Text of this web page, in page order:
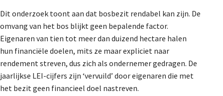
Dit onderzoek toont aan dat bosbezit rendabel kan zijn. De
omvang van het bos blijkt geen bepalende factor.
Eigenaren van tien tot meer dan duizend hectare halen
hun financiële doelen, mits ze maar expliciet naar
rendement streven, dus zich als ondernemer gedragen. De
jaarlijkse LEI-cijfers zijn ‘vervuild’ door eigenaren die met
het bezit geen financieel doel nastreven.